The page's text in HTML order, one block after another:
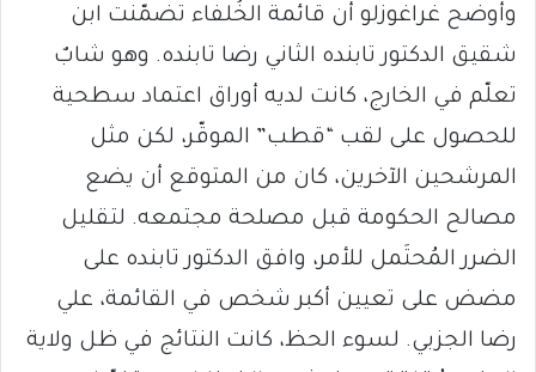
وأوضح غراغوزلو أن قائمة الخُلفاء تضمّنت ابن
شقيق الدكتور تابنده الثاني رضا تابنده. وهو شابٌ
تعلّم في الخارج، كانت لديه أوراق اعتماد سطحية
للحصول على لقب “قطب” الموقّر، لكن مثل
المرشحين الآخرين، كان من المتوقع أن يضع
مصالح الحكومة قبل مصلحة مجتمعه. لتقليل
الضرر المُحتَمل للأمر، وافق الدكتور تابنده على
مضض على تعيين أكبر شخص في القائمة، علي
رضا الجزبي. لسوء الحظ، كانت النتائج في ظل ولاية